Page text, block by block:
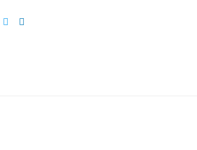
TwitterLinkedin